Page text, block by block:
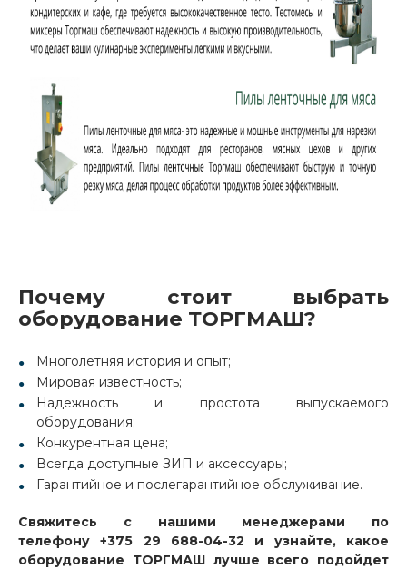
Почему стоит выбрать
оборудование ТОРГМАШ?
Многолетняя история и опыт;
Мировая известность;
Надежность и простота выпускаемого
оборудования;
Конкурентная цена;
Всегда доступные ЗИП и аксессуары;
Гарантийное и послегарантийное обслуживание.
Свяжитесь с нашими менеджерами по
телефону+375 29 688-04-32 и узнайте, какое
оборудование ТОРГМАШ лучше всего подойдет